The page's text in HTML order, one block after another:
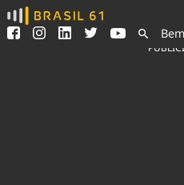
Ver todas as notícias
Podcasts